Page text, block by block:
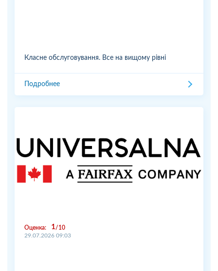
Класне обслуговування. Все на вищому рівні
Подробнее
Оценка: 1
10
29.07.2026 09:03